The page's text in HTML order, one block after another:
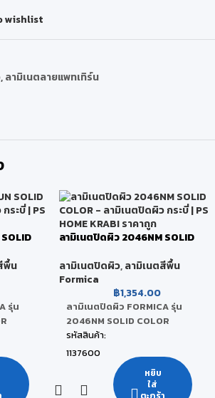
wishlist
,ลามิเนตลายแพทเทิร์น
พื้น
รุ่น
ลามิเนตปิดผิว 2046NM SOLID
ลามิเนตปิดผิว,ลามิเนตสีพื้น
Formica
฿1,354.00
ลามิเนตปิดผิว FORMICA รุ่น
2046NM SOLID COLOR
รหัสสินค้า:
1137600
FORMICA
หยิบ
ใส่